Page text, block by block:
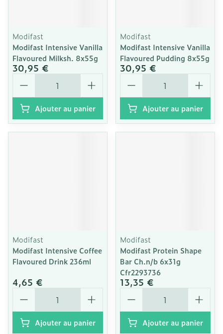
Modifast
Modifast Intensive Vanilla
Flavoured Milksh. 8x55g
30,95 €
Quantité
Ajouter au panier
Modifast
Modifast Intensive Vanilla
Flavoured Pudding 8x55g
30,95 €
Quantité
Ajouter au panier
Modifast
Modifast Intensive Coffee
Flavoured Drink 236ml
4,65 €
Quantité
Ajouter au panier
Modifast
Modifast Protein Shape
Bar Ch.n/b 6x31g
Cfr2293736
13,35 €
Quantité
Ajouter au panier